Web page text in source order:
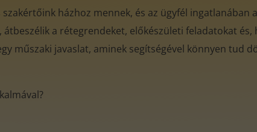
házhoz mennek, és az ügyfél
a rétegrendeket, előkészületi feladatokat és,
műszaki javaslat, aminek segítségével könnyen tud